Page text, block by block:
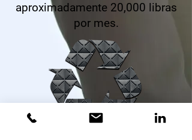
aproximadamente 20,000 libras
por mes.